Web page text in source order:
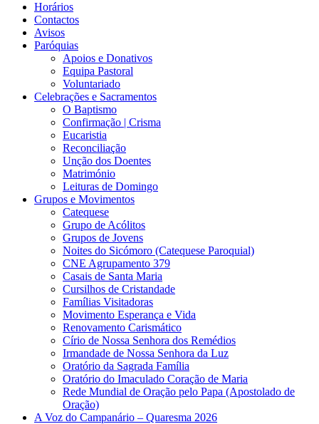
Horários
Contactos
Avisos
Paróquias
Apoios e Donativos
Equipa Pastoral
Voluntariado
Celebrações e Sacramentos
O Baptismo
Confirmação | Crisma
Eucaristia
Reconciliação
Unção dos Doentes
Matrimónio
Leituras de Domingo
Grupos e Movimentos
Catequese
Grupo de Acólitos
Grupos de Jovens
Noites do Sicómoro (Catequese Paroquial)
CNE Agrupamento 379
Casais de Santa Maria
Cursilhos de Cristandade
Famílias Visitadoras
Movimento Esperança e Vida
Renovamento Carismático
Círio de Nossa Senhora dos Remédios
Irmandade de Nossa Senhora da Luz
Oratório da Sagrada Família
Oratório do Imaculado Coração de Maria
Rede Mundial de Oração pelo Papa (Apostolado de
Oração)
A Voz do Campanário – Quaresma 2026